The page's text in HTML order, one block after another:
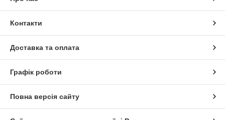
Контакти
Доставка та оплата
Графік роботи
Повна версія сайту